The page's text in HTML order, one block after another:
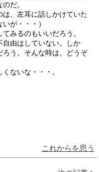
だ。
、左耳に話しかけていた
が・・・）
みるのもいいだろう。
自由はしていない。しか
ろう。そんな時は、どうぞ
ないな・・・。
これからを思う